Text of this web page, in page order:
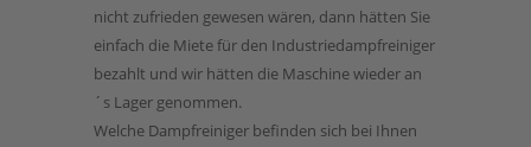
nicht zufrieden gewesen wären, dann hätten Sie
einfach die Miete für den Industriedampfreiniger
bezahlt und wir hätten die Maschine wieder an
´s Lager genommen.
Welche Dampfreiniger befinden sich bei Ihnen